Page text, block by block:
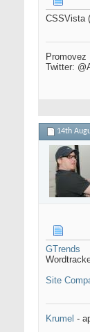
CSSVista (
Promovez
Twitter:
14th
GTrends
Site
Krumel -